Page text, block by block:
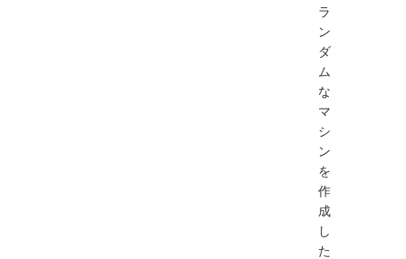
ラ
ン
ダ
ム
な
マ
シ
ン
を
作
成
し
た